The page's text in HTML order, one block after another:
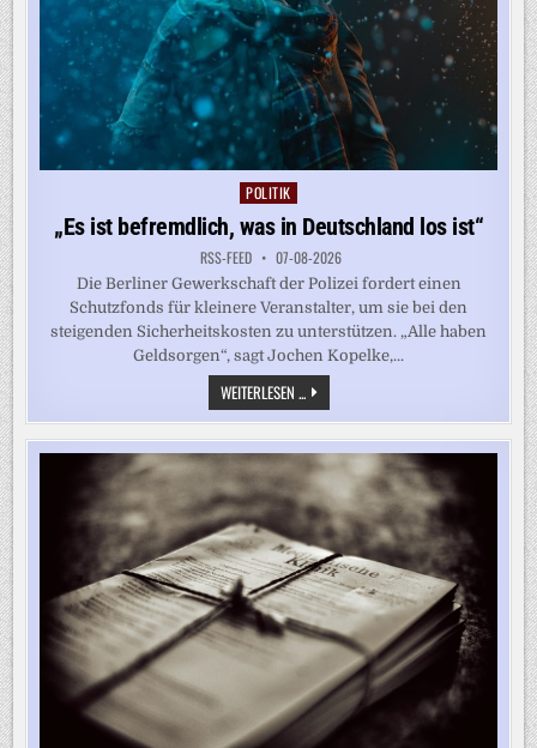
Posted
POLITIK
„Es ist befremdlich, was in Deutschland los ist“
RSS-FEED 07-08-2026
Die Berliner Gewerkschaft der Polizei fordert einen
Schutzfonds für kleinere Veranstalter, um sie bei den
steigenden Sicherheitskosten zu unterstützen. „Alle haben
Geldsorgen“, sagt Jochen Kopelke,...
WEITERLESEN ...„ES
IST
BEFREMDLICH,
WAS
IN
DEUTSCHLAND
LOS
IST“